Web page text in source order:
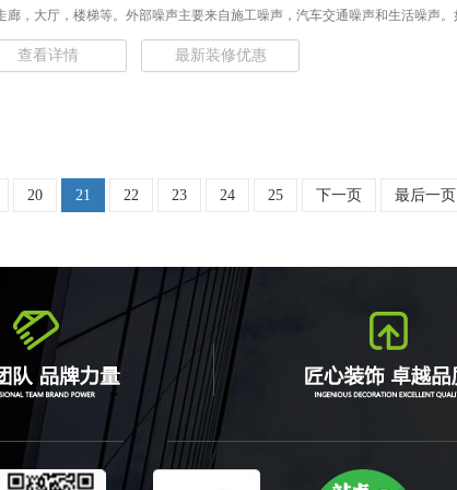
廊，大厅，楼梯等。外部噪声主要来自施工噪声，汽车交通噪声和生活噪声。
...
查看详情 最新装修优惠
20 21 22 23 24 25 下一页 最后一页